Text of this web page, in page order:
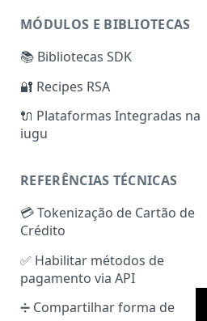
Criar, Verificar e Configurar
Subconta
Configurações Extras
Boleto Bancário —
Configurações Extras
Faturas
Split de Pagamentos
Checkout Transparente e
Tokens de Cartão de Crédito
Zero Auth
Cobrança Recorrente
(Assinaturas)
Recursos Extras — Cobrança
Recorrente (Assinaturas)
Cobrança Direta
Cobrança simples — Cartão
de Crédito
Gatilhos da iugu
MÓDULOS E BIBLIOTECAS
📚 Bibliotecas SDK
🔐 Recipes RSA
🔌 Plataformas Integradas na
iugu
Configurando conector iugu
WooCommerce
Configurações do Plugin
WooCommerce iugu 3.2.5+
Funcionalidades do plugin
WooCommerce iugu 3.2.0+
Soluções de problemas
Shopify
Configuração do plugin
Plataformas Parceiras
Módulos Parceiros
REFERÊNCIAS TÉCNICAS
💳 Tokenização de Cartão de
Crédito
✅ Habilitar métodos de
pagamento via API
➗ Compartilhar forma de